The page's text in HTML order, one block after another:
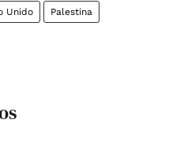
Unido Palestina